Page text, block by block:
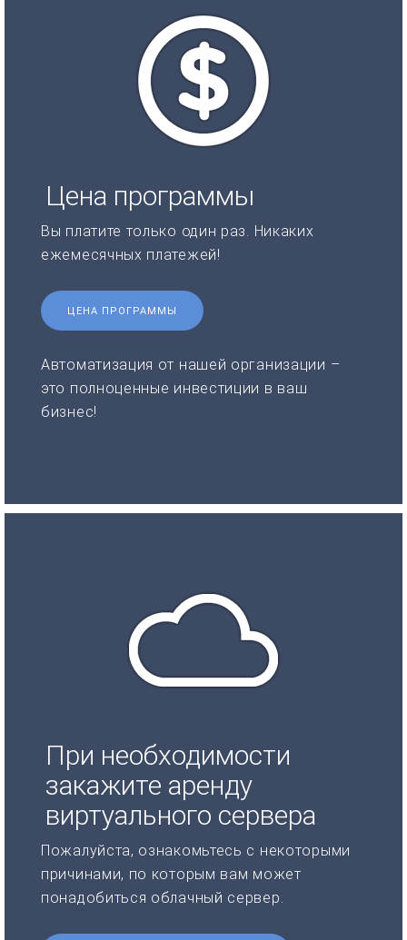
Цена программы
Вы платите только один раз. Никаких
ежемесячных платежей!
ЦЕНА ПРОГРАММЫ
Автоматизация от нашей организации –
это полноценные инвестиции в ваш
бизнес!
При необходимости
закажите аренду
виртуального сервера
Пожалуйста, ознакомьтесь с некоторыми
причинами, по которым вам может
понадобиться облачный сервер.